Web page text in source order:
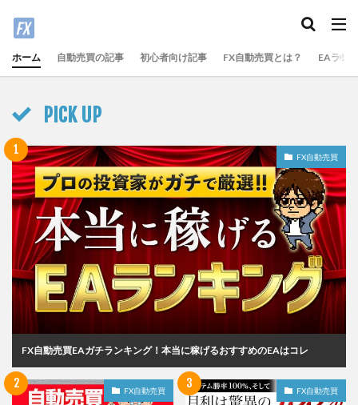
ホーム 自動売買の記事 初心者向け記事 FX自動売買とは？ EAラン
PICK UP
FX自動売買
FX自動売買EAガチランキング！本当に稼げるおすすめのEAはコレ
FX自動売買 FX自動売買